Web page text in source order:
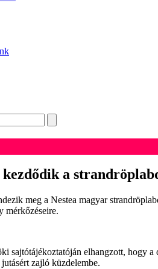
kezdődik a
meg a Nestea magyar
mérkőzéseire.
sajtótájékoztatóján elhangzott, hogy
zajló küzdelembe.